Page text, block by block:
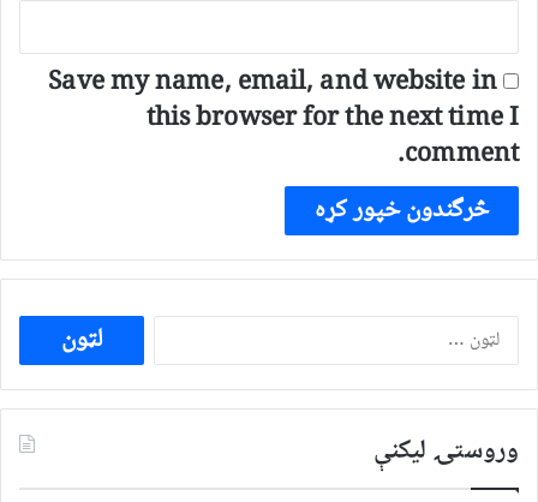
Save my name, email, and website in
this browser for the next time I
comment.
ددی
لپاره
لټون:
وروستۍ ليکنې